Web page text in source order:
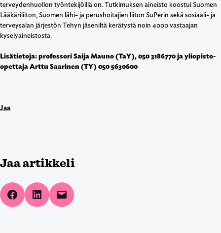
terveydenhuollon työntekijöillä on. Tutkimuksen aineisto koostui Suomen
Lääkäriliiton, Suomen lähi- ja perushoitajien liiton SuPerin sekä sosiaali- ja
terveysalan järjestön Tehyn jäseniltä kerätystä noin 4000 vastaajan
kyselyaineistosta.
Lisätietoja: professori Saija Mauno (TaY), 050 3186770 ja yliopisto-
opettaja Arttu Saarinen (TY) 050 5630600
Jaa
Jaa artikkeli
Share on Facebook
Share on LinkedIn
Email this Page